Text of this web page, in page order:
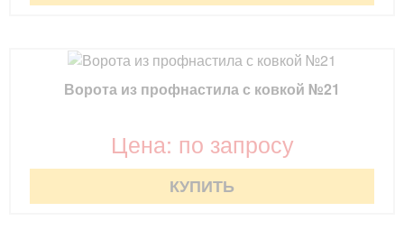
Ворота из профнастила с ковкой №21
Цена: по запросу
КУПИТЬ